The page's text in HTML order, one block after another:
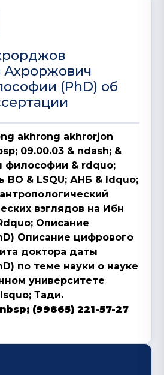
(PhD) об
akhrong akhrorjon
09.00.03 & ndash; &
философии & rdquo;
BO & LSQU; АНБ & ldquo;
взглядов на Ибн
Описание
Описание цифрового
доктора даты
по теме науки о науке
университете
Тади.
(99865) 221-57-27